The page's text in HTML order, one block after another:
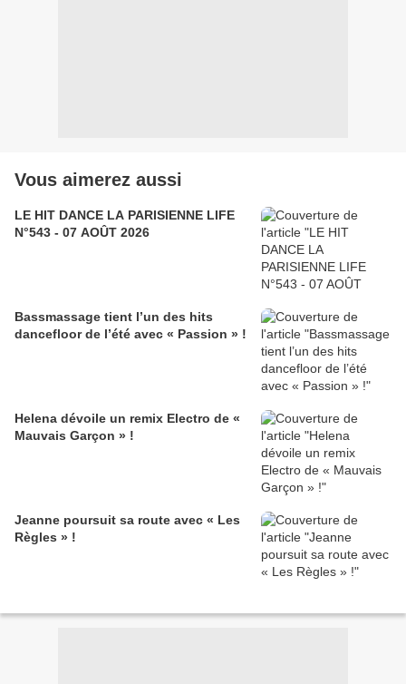
Vous aimerez aussi
LE HIT DANCE LA PARISIENNE LIFE
N°543 - 07 AOÛT 2026
Bassmassage tient l’un des hits
dancefloor de l’été avec « Passion » !
Helena dévoile un remix Electro de «
Mauvais Garçon » !
Jeanne poursuit sa route avec « Les
Règles » !